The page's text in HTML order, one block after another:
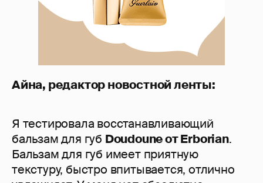
Айна, редактор новостной ленты:
Я тестировала восстанавливающий
бальзам для губ Doudoune от Erborian.
Бальзам для губ имеет приятную
текстуру, быстро впитывается, отлично